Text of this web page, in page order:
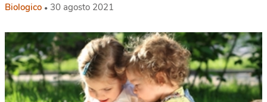
Biologico 30 agosto 2021